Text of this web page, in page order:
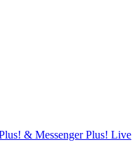
& Messenger Plus! Live